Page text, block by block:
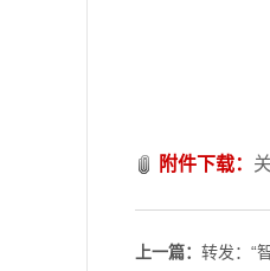
附件下载：
上一篇： 转发：“